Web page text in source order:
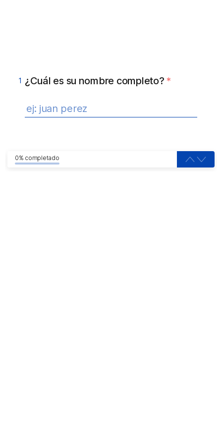
1 ¿Cuál es su nombre completo? *
0% completado